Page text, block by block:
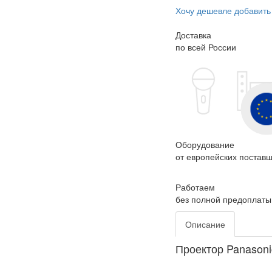
Хочу дешевле
Доставка
по всей России
Оборудование
от европейских
Работаем
без полной предоплаты
Описание
Проектор